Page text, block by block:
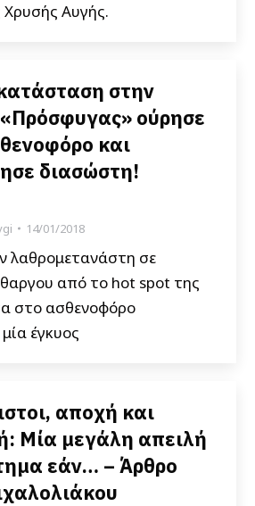
Αυγής.
στην
ούρησε
και
διασώστη!
14/01/2018
λαθρομετανάστη σε
από το hot spot της
στο ασθενοφόρο
έγκυος
αποχή και
Μία μεγάλη απειλή
εάν… – Άρθρο